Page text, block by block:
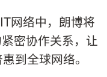
网络中，朗博将
密协作关系，让
到全球网络。